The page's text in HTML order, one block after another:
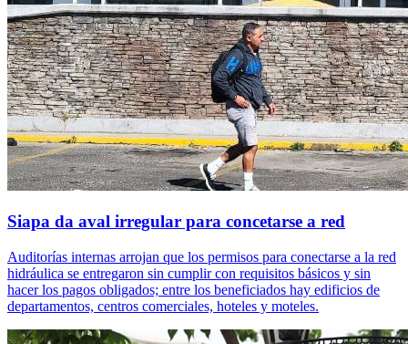
Siapa da aval irregular para concetarse a red
Auditorías internas arrojan que los permisos para conectarse a la red
hidráulica se entregaron sin cumplir con requisitos básicos y sin
hacer los pagos obligados; entre los beneficiados hay edificios de
departamentos, centros comerciales, hoteles y moteles.